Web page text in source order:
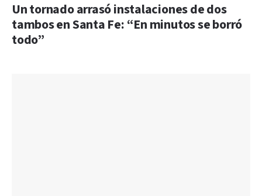
Un tornado arrasó instalaciones de dos
tambos en Santa Fe: “En minutos se borró
todo”